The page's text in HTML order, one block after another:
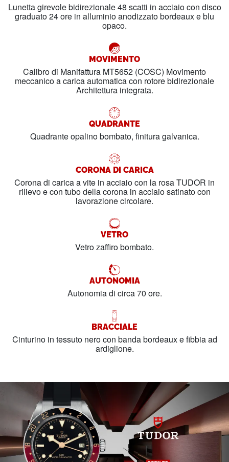
Lunetta girevole bidirezionale 48 scatti in acciaio con disco
graduato 24 ore in alluminio anodizzato bordeaux e blu
opaco.
MOVIMENTO
Calibro di Manifattura MT5652 (COSC) Movimento
meccanico a carica automatica con rotore bidirezionale
Architettura integrata.
QUADRANTE
Quadrante opalino bombato, finitura galvanica.
CORONA DI CARICA
Corona di carica a vite in acciaio con la rosa TUDOR in
rilievo e con tubo della corona in acciaio satinato con
lavorazione circolare.
VETRO
Vetro zaffiro bombato.
AUTONOMIA
Autonomia di circa 70 ore.
BRACCIALE
Cinturino in tessuto nero con banda bordeaux e fibbia ad
ardiglione.